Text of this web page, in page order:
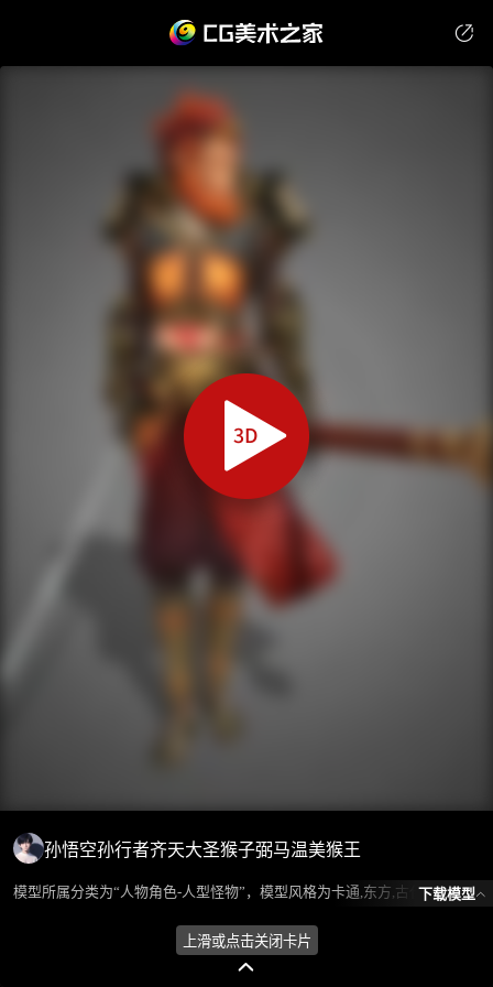
孙悟空孙行者齐天大圣猴子弼马温美猴王
模型所属分类为“人物角色-人型怪物”，模型风格为卡通,东方,古代，模型ID为101495，本模型由设计师 ℒℴѵℯ蓝色的梦এ⁵²º᭄এ 在2024-08-26 09:35:27上传，含.fbx，.gltf相关源文件下载格式，点数为41473，面数为53628，材质数为10，贴图数为10，CG美术之家持续为您更新与数字孪生、影视动画和游戏VR等相关优质资源。
下载模型
上滑或点击关闭卡片